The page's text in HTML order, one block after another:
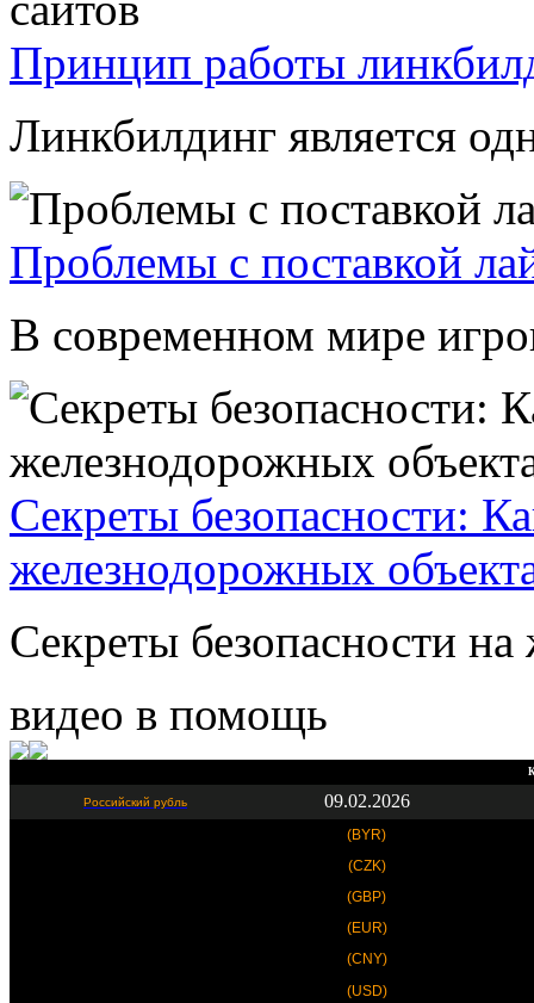
Принцип работы
Линкбилдинг является
Проблемы с поставкой
В современном мире
Секреты безопасности:
железнодорожных
Секреты безопасности
видео в помощь
Российский рубль 09.02.2026
(BYR)
(CZK)
(GBP)
(EUR)
(CNY)
(USD)